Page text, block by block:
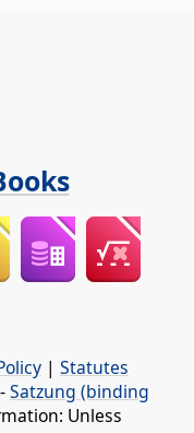
| Statutes
-Satzung (binding
Unless